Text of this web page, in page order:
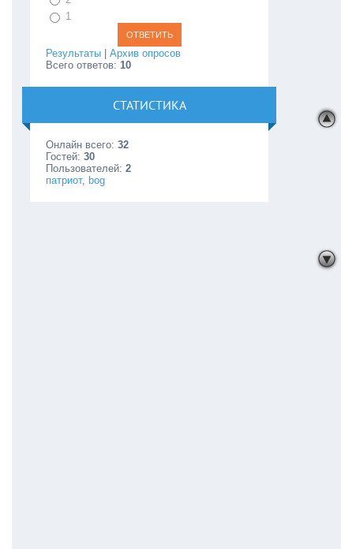
1
Результаты |Архив опросов
Всего ответов: 10
СТАТИСТИКА
Онлайн всего:32
Гостей:30
Пользователей:2
патриот, bog